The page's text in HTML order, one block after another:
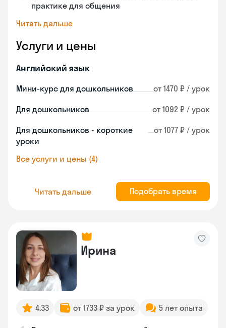
практике для общения
Читать дальше
Услуги и цены
Английский язык
Мини-курс для дошкольников от 1470 ₽ / урок
Для дошкольников от 1092 ₽ / урок
Для дошкольников - короткие
уроки
от 1077 ₽ / урок
Все услуги и цены (4)
Читать дальше Подобрать время
Ирина
4.33 от 1733 ₽ за урок 5 лет опыта